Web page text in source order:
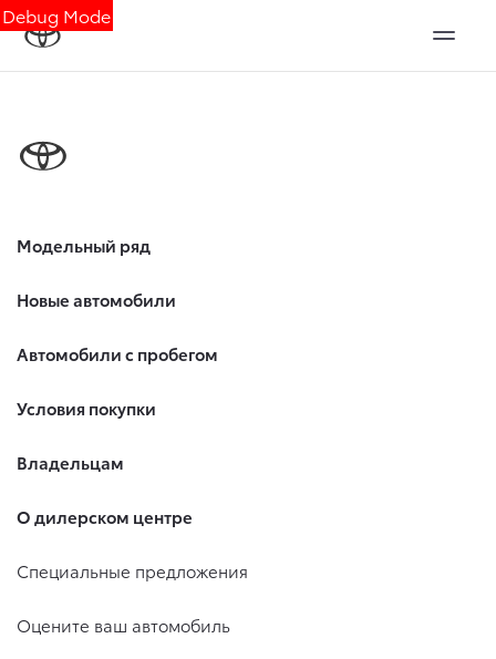
Debug Mode
Модельный ряд
Новые автомобили
Автомобили с пробегом
Условия покупки
Владельцам
О дилерском центре
Специальные предложения
Оцените ваш автомобиль